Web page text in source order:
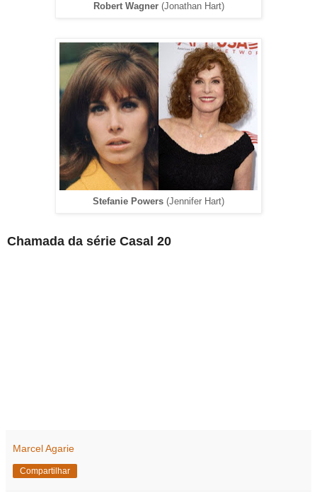
Robert Wagner(Jonathan Hart)
Stefanie Powers (Jennifer Hart)
Chamada da série Casal 20
Marcel Agarie
Compartilhar